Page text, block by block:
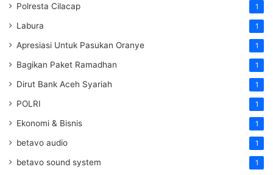
Polresta Cilacap 1
Labura 1
Apresiasi Untuk Pasukan Oranye 1
Bagikan Paket Ramadhan 1
Dirut Bank Aceh Syariah 1
POLRI 1
Ekonomi & Bisnis 1
betavo audio 1
betavo sound system 1